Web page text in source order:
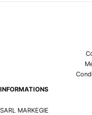
INFORMATIONS
SARL MARKEGIE